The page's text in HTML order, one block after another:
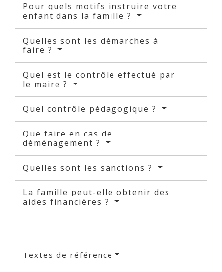
Pour quels motifs instruire votre
enfant dans la famille ?
Quelles sont les démarches à
faire ?
Quel est le contrôle effectué par
le maire ?
Quel contrôle pédagogique ?
Que faire en cas de
déménagement ?
Quelles sont les sanctions ?
La famille peut-elle obtenir des
aides financières ?
Textes de référence